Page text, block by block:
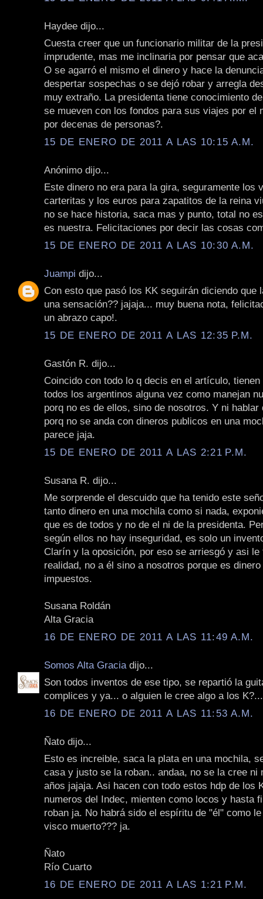
Haydee dijo...
Cuesta creer que un funcionario militar de la
imprudente, mas me inclinaria por pensar que
O se agarró el mismo el dinero y hace la
despertar sospechas o se dejó robar y arregla
muy extraño. La presidenta tiene conocimiento
se mueven con los fondos para sus viajes por el
por decenas de personas?.
15 DE ENERO DE 2011 A LAS 10:15 A.M.
Anónimo dijo...
Este dinero no era para la gira, seguramente los
carteritas y los euros para zapatitos de la reina
no se hace historia, saca mas y punto, total no
es nuestra. Felicitaciones por decir las cosas
15 DE ENERO DE 2011 A LAS 10:30 A.M.
Juampi dijo...
Con esto que pasó los KK seguirán diciendo que
una sensación?? jajaja... muy buena nota,
un abrazo capo!.
15 DE ENERO DE 2011 A LAS 12:35 P.M.
Gastón R. dijo...
Coincido con todo lo q decis en el artículo,
todos los argentinos alguna vez como manejan
porq no es de ellos, sino de nosotros. Y ni hablar
porq no se anda con dineros publicos en una
parece jaja.
15 DE ENERO DE 2011 A LAS 2:21 P.M.
Susana R. dijo...
Me sorprende el descuido que ha tenido este
tanto dinero en una mochila como si nada,
que es de todos y no de el ni de la presidenta.
según ellos no hay inseguridad, es solo un
Clarín y la oposición, por eso se arriesgó y asi le
realidad, no a él sino a nosotros porque es
impuestos.
Susana Roldán
Alta Gracia
16 DE ENERO DE 2011 A LAS 11:49 A.M.
Somos Alta Gracia dijo...
Son todos inventos de ese tipo, se repartió la
complices y ya... o alguien le cree algo a los K?...
16 DE ENERO DE 2011 A LAS 11:53 A.M.
Ñato dijo...
Esto es increible, saca la plata en una mochila,
casa y justo se la roban.. andaa, no se la cree ni
años jajaja. Asi hacen con todo estos hdp de los
numeros del Indec, mienten como locos y hasta
roban ja. No habrá sido el espíritu de "él" como
visco muerto??? ja.
Ñato
Río Cuarto
16 DE ENERO DE 2011 A LAS 1:21 P.M.